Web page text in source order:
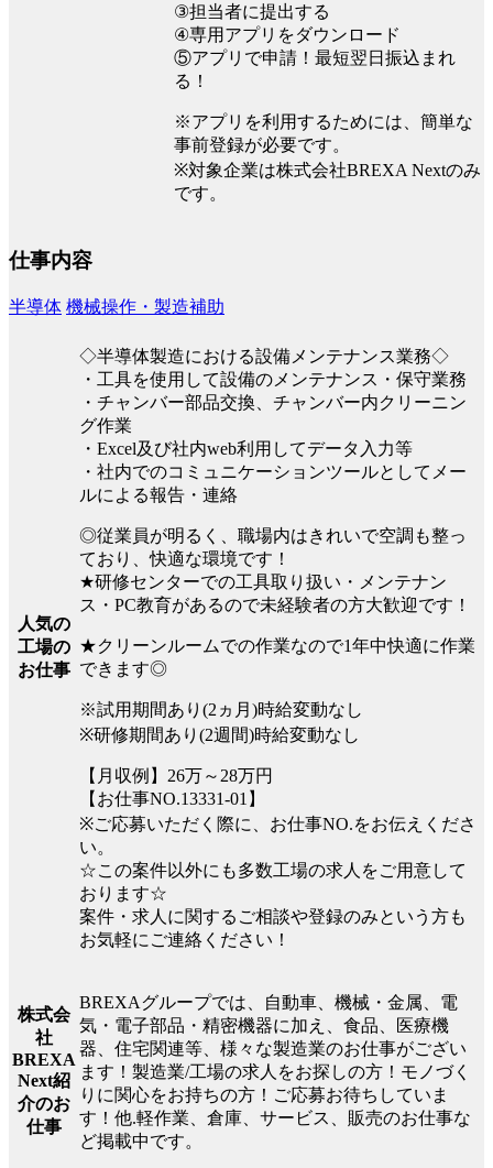
③担当者に提出する
④専用アプリをダウンロード
⑤アプリで申請！最短翌日振込まれ
る！
※アプリを利用するためには、簡単な
事前登録が必要です。
※対象企業は株式会社BREXA Nextのみ
です。
仕事内容
半導体 機械操作・製造補助
人気の
工場の
お仕事
◇半導体製造における設備メンテナンス業務◇
・工具を使用して設備のメンテナンス・保守業務
・チャンバー部品交換、チャンバー内クリーニン
グ作業
・Excel及び社内web利用してデータ入力等
・社内でのコミュニケーションツールとしてメー
ルによる報告・連絡
◎従業員が明るく、職場内はきれいで空調も整っ
ており、快適な環境です！
★研修センターでの工具取り扱い・メンテナン
ス・PC教育があるので未経験者の方大歓迎です！
★クリーンルームでの作業なので1年中快適に作業
できます◎
※試用期間あり(2ヵ月)時給変動なし
※研修期間あり(2週間)時給変動なし
【月収例】26万～28万円
【お仕事NO.13331-01】
※ご応募いただく際に、お仕事NO.をお伝えくださ
い。
☆この案件以外にも多数工場の求人をご用意して
おります☆
案件・求人に関するご相談や登録のみという方も
お気軽にご連絡ください！
株式会
社
BREXA
Next紹
介のお
仕事
BREXAグループでは、自動車、機械・金属、電
気・電子部品・精密機器に加え、食品、医療機
器、住宅関連等、様々な製造業のお仕事がござい
ます！製造業/工場の求人をお探しの方！モノづく
りに関心をお持ちの方！ご応募お待ちしていま
す！他.軽作業、倉庫、サービス、販売のお仕事な
ど掲載中です。